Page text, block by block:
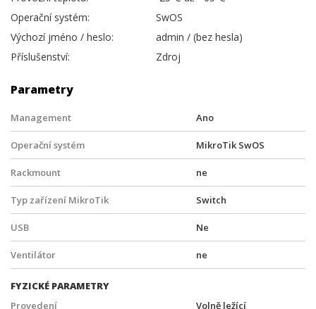
Operační systém:
SwOS
Výchozí jméno / heslo:
admin / (bez hesla)
Příslušenství:
Zdroj
Parametry
Management Ano
Operační systém MikroTik SwOS
Rackmount ne
Typ zařízení MikroTik Switch
USB Ne
Ventilátor ne
FYZICKÉ PARAMETRY
Provedení
Volně ležící